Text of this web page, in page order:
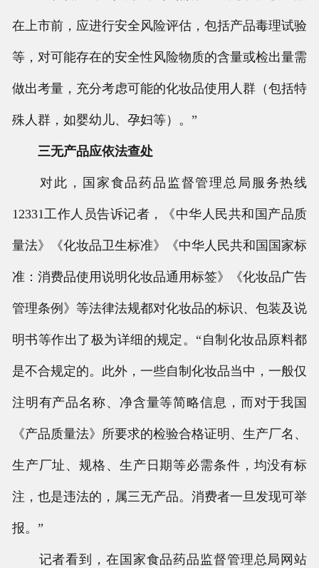
在上市前，应进行安全风险评估，包括产品毒理试验
等，对可能存在的安全性风险物质的含量或检出量需
做出考量，充分考虑可能的化妆品使用人群（包括特
殊人群，如婴幼儿、孕妇等）。”
三无产品应依法查处
对此，国家食品药品监督管理总局服务热线
12331工作人员告诉记者，《中华人民共和国产品质
量法》《化妆品卫生标准》《中华人民共和国国家标
准：消费品使用说明化妆品通用标签》《化妆品广告
管理条例》等法律法规都对化妆品的标识、包装及说
明书等作出了极为详细的规定。“自制化妆品原料都
是不合规定的。此外，一些自制化妆品当中，一般仅
注明有产品名称、净含量等简略信息，而对于我国
《产品质量法》所要求的检验合格证明、生产厂名、
生产厂址、规格、生产日期等必需条件，均没有标
注，也是违法的，属三无产品。消费者一旦发现可举
报。”
记者看到，在国家食品药品监督管理总局网站